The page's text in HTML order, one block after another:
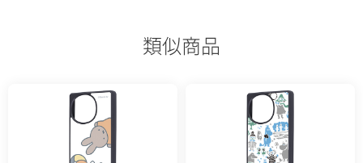
類似商品